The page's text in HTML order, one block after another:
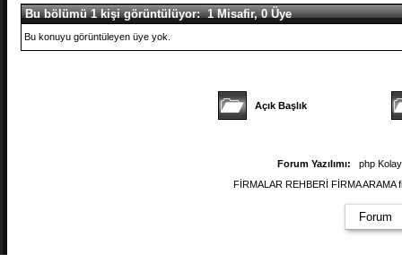
Bu bölümü 1 kişi görüntülüyor: 1 Misafir, 0 Üye
Bu konuyu görüntüleyen üye yok.
Açık Başlık
Forum Yazılımı:
php
FİRMALAR REHBERİ FİRMA
Forum